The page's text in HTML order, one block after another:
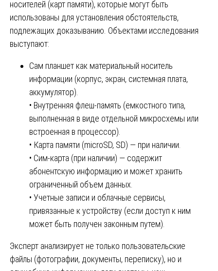
носителей (карт памяти), которые могут быть
использованы для установления обстоятельств,
подлежащих доказыванию. Объектами исследования
выступают:
Сам планшет как материальный носитель
информации (корпус, экран, системная плата,
аккумулятор).
• Внутренняя флеш-память (емкостного типа,
выполненная в виде отдельной микросхемы или
встроенная в процессор).
• Карта памяти (microSD, SD) — при наличии.
• Сим-карта (при наличии) — содержит
абонентскую информацию и может хранить
ограниченный объем данных.
• Учетные записи и облачные сервисы,
привязанные к устройству (если доступ к ним
может быть получен законным путем).
Эксперт анализирует не только пользовательские
файлы (фотографии, документы, переписку), но и